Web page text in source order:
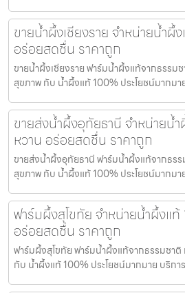
ขายน้ำผึ้งเชียงราย จำหน่ายน้ำ
อร่อยสดชื่น ราคาถูก
ขายน้ำผึ้งเชียงราย ฟาร์มน้ำผึ้งแท้จากธรรม
สุขภาพ กับ น้ำผึ้งแท้ 100% ประโยชน์มากมา
ขายส่งน้ำผึ้งอุทัยธานี จำหน่ายน้
หวาน อร่อยสดชื่น ราคาถูก
ขายส่งน้ำผึ้งอุทัยธานี ฟาร์มน้ำผึ้งแท้จากธร
สุขภาพ กับ น้ำผึ้งแท้ 100% ประโยชน์มากมา
ฟาร์มผึ้งสุโขทัย จำหน่ายน้ำผึ้งแ
อร่อยสดชื่น ราคาถูก
ฟาร์มผึ้งสุโขทัย ฟาร์มน้ำผึ้งแท้จากธรรมชา
กับ น้ำผึ้งแท้ 100% ประโยชน์มากมาย บริกา